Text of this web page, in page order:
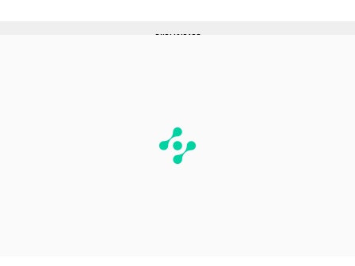
PUBLICIDADE